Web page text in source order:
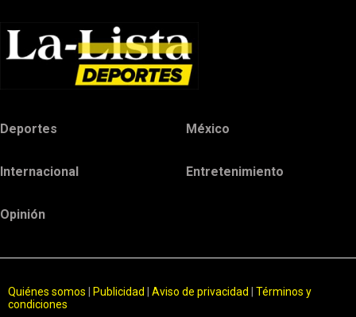
Deportes México
Internacional Entretenimiento
Opinión
Quiénes somos Publicidad Aviso de privacidad
Términos y
condiciones